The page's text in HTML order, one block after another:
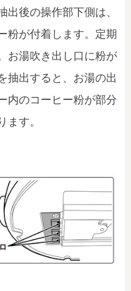
出後の操作部下側は、
粉が付着します。定期
お湯吹き出し口に粉が
抽出すると、お湯の出
内のコーヒー粉が部分
ます。